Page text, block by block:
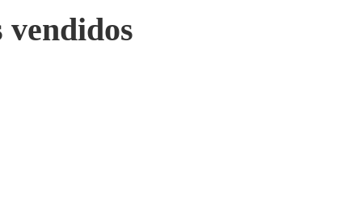
vendidos